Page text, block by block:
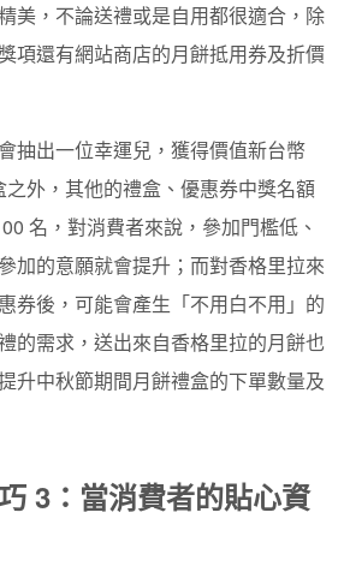
美，不論送禮或是自用都很適合，除
項還有網站商店的月餅抵用券及折價
抽出一位幸運兒，獲得價值新台幣
外，其他的禮盒、優惠券中獎名額
名， 對消費者來說，參加門檻低、
加的意願就會提升 ；而對香格里拉來
券後，可能會產生「不用白不用」的
的需求，送出來自香格里拉的月餅也
升中秋節期間月餅禮盒的下單數量及
3：當消費者的貼心資